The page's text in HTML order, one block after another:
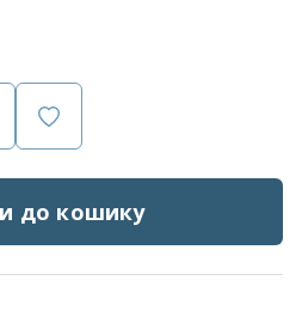
до кошику